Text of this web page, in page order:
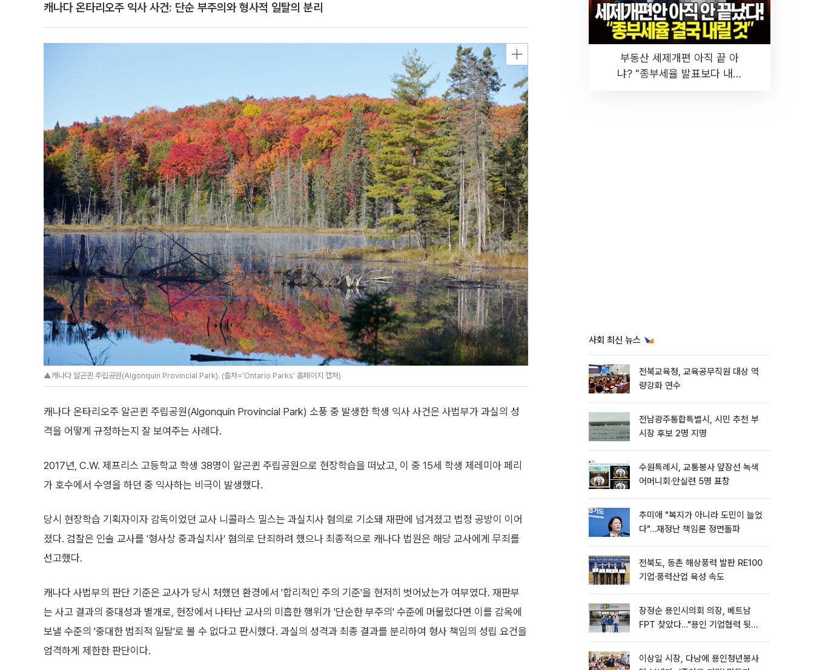
캐나다 온타리오주 익사 사건: 단순 부주의와 형사적 일탈의 분리
▲캐나다 알곤퀸 주립공원(Algonquin Provincial Park). (출처='Ontario Parks' 홈페이지 캡처)
캐나다 온타리오주 알곤퀸 주립공원(Algonquin Provincial Park) 소풍 중 발생한 학생 익사 사건은 사법부가 과실의 성
격을 어떻게 규정하는지 잘 보여주는 사례다.
2017년, C.W. 제프리스 고등학교 학생 38명이 알곤퀸 주립공원으로 현장학습을 떠났고, 이 중 15세 학생 제레미아 페리
가 호수에서 수영을 하던 중 익사하는 비극이 발생했다.
당시 현장학습 기획자이자 감독이었던 교사 니콜라스 밀스는 과실치사 혐의로 기소돼 재판에 넘겨졌고 법정 공방이 이어
졌다. 검찰은 인솔 교사를 '형사상 중과실치사' 혐의로 단죄하려 했으나 최종적으로 캐나다 법원은 해당 교사에게 무죄를
선고했다.
캐나다 사법부의 판단 기준은 교사가 당시 처했던 환경에서 '합리적인 주의 기준'을 현저히 벗어났는가 여부였다. 재판부
는 사고 결과의 중대성과 별개로, 현장에서 나타난 교사의 미흡한 행위가 '단순한 부주의' 수준에 머물렀다면 이를 감옥에
보낼 수준의 '중대한 범죄적 일탈'로 볼 수 없다고 판시했다. 과실의 성격과 최종 결과를 분리하여 형사 책임의 성립 요건을
엄격하게 제한한 판단이다.
부동산 세제개편 아직 끝 아
냐? "종부세율 발표보다 내릴
사회 최신 뉴스
전북교육청, 교육공무직원 대상 역
량강화 연수
전남광주통합특별시, 시민 추천 부
시장 후보 2명 지명
수원특례시, 교통봉사 앞장선 녹색
어머니회·안실련 5명 표창
추미애 "복지가 아니라 도민이 늘었
다"…재정난 책임론 정면돌파
전북도, 동촌 해상풍력 발판 RE100
기업·풍력산업 육성 속도
장정순 용인시의회 의장, 베트남
FPT 찾았다…"용인 기업협력 뒷받
이상일 시장, 다낭에 용인청년봉사